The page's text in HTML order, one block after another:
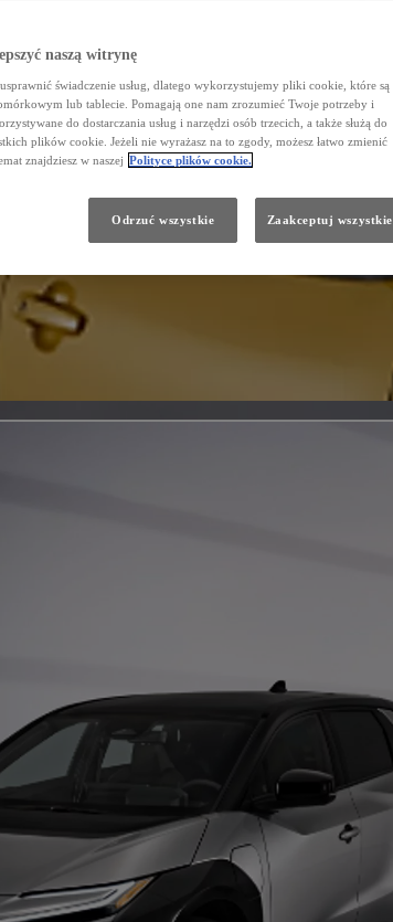
naszą witrynę
świadczenie usług, dlatego wykorzystujemy pliki cookie, które są
lub tablecie. Pomagają one nam zrozumieć Twoje potrzeby i
do dostarczania usług i narzędzi osób trzecich, a także służą do
plików cookie. Jeżeli nie wyrażasz na to zgody, możesz łatwo zmienić
znajdziesz w naszej Polityce plików cookie.
Odrzuć wszystkie Zaakceptuj wszystkie